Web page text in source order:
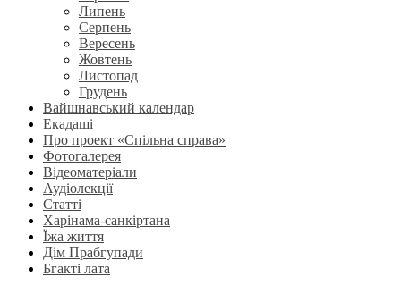
Липень
Серпень
Вересень
Жовтень
Листопад
Грудень
Вайшнавський календар
Екадаші
Про проект «Спільна справа»
Фотогалерея
Відеоматеріали
Аудіолекції
Статті
Харінама-санкіртана
Їжа життя
Дім Прабгупади
Бгакті лата